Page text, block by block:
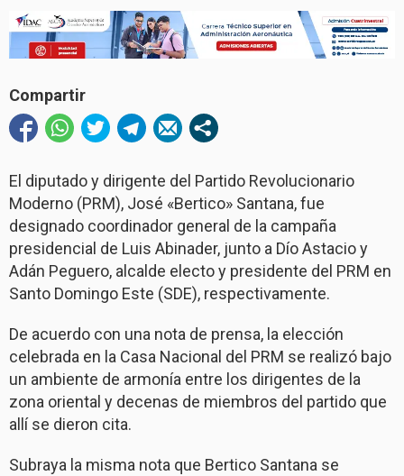
Compartir
El diputado y dirigente del Partido Revolucionario
Moderno (PRM), José «Bertico» Santana, fue
designado coordinador general de la campaña
presidencial de Luis Abinader, junto a Dío Astacio y
Adán Peguero, alcalde electo y presidente del PRM en
Santo Domingo Este (SDE), respectivamente.
De acuerdo con una nota de prensa, la elección
celebrada en la Casa Nacional del PRM se realizó bajo
un ambiente de armonía entre los dirigentes de la
zona oriental y decenas de miembros del partido que
allí se dieron cita.
Subraya la misma nota que Bertico Santana se